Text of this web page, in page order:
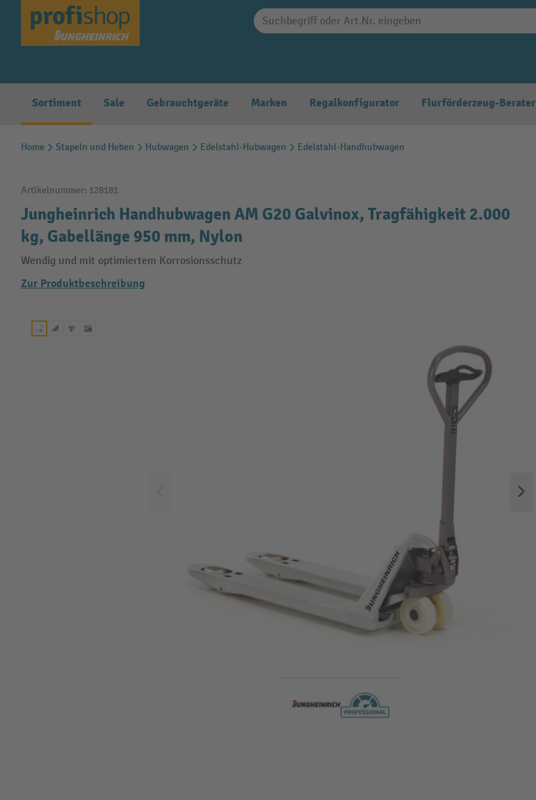
Zur Hauptnavigation springen
Sortiment Sale Gebrauchtgeräte Marken Regalkonfigurator Flurförderzeug-Berater
Home Stapeln und Heben Hubwagen Edelstahl-Hubwagen Edelstahl-Handhubwagen
Artikelnummer: 128181
Jungheinrich Handhubwagen AM G20 Galvinox, Tragfähigkeit 2.000
kg, Gabellänge 950 mm, Nylon
Wendig und mit optimiertem Korrosionsschutz
Zur Produktbeschreibung